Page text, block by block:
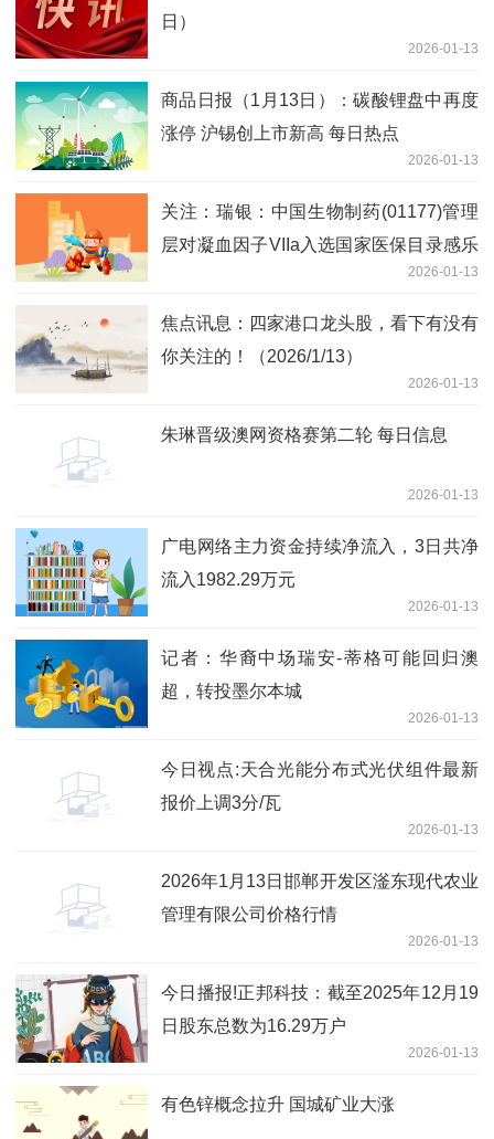
日）
2026-01-13
商品日报（1月13日）：碳酸锂盘中再度
涨停 沪锡创上市新高 每日热点
2026-01-13
关注：瑞银：中国生物制药(01177)管理
层对凝血因子VIIa入选国家医保目录感乐
2026-01-13
焦点讯息：四家港口龙头股，看下有没有
你关注的！（2026/1/13）
2026-01-13
朱琳晋级澳网资格赛第二轮 每日信息
2026-01-13
广电网络主力资金持续净流入，3日共净
流入1982.29万元
2026-01-13
记者：华裔中场瑞安-蒂格可能回归澳
超，转投墨尔本城
2026-01-13
今日视点:天合光能分布式光伏组件最新
报价上调3分/瓦
2026-01-13
2026年1月13日邯郸开发区滏东现代农业
管理有限公司价格行情
2026-01-13
今日播报!正邦科技：截至2025年12月19
日股东总数为16.29万户
2026-01-13
有色锌概念拉升 国城矿业大涨